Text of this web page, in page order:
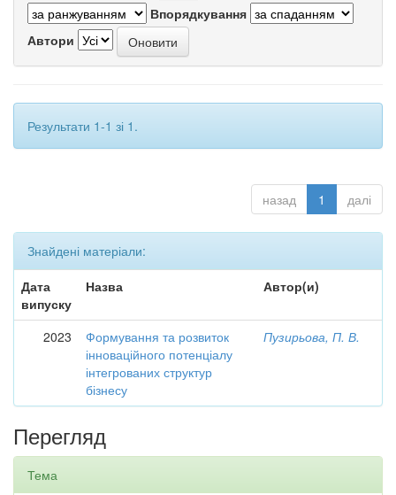
Впорядкування
Автори
Результати 1-1 зі 1.
назад 1 далі
Знайдені матеріали:
Дата
випуску
Назва Автор(и)
2023
Формування та розвиток
інноваційного потенціалу
інтегрованих структур
бізнесу
Пузирьова, П. В.
Перегляд
Тема